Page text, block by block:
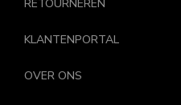
RETOURNEREN
KLANTENPORTAL
OVER ONS